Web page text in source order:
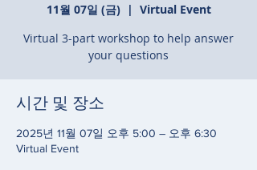
11월 07일 (금)
  |
Virtual Event
Virtual 3-part workshop to help answer
your questions
시간 및 장소
2025년 11월 07일 오후 5:00 – 오후 6:30
Virtual Event